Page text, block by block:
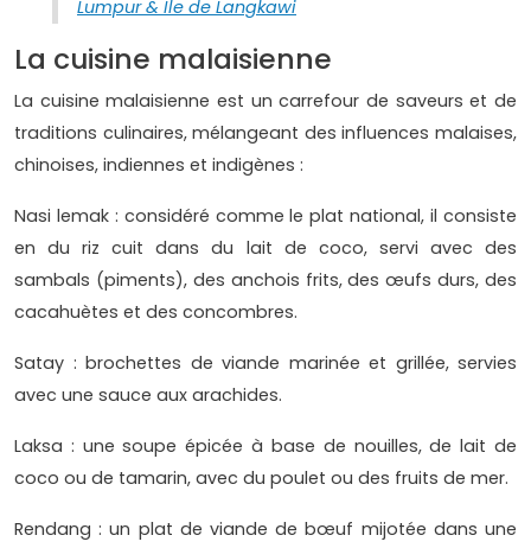
Lumpur & Ile de Langkawi
La cuisine malaisienne
La cuisine malaisienne est un carrefour de saveurs et de
traditions culinaires, mélangeant des influences malaises,
chinoises, indiennes et indigènes :
Nasi lemak : considéré comme le plat national, il consiste
en du riz cuit dans du lait de coco, servi avec des
sambals (piments), des anchois frits, des œufs durs, des
cacahuètes et des concombres.
Satay : brochettes de viande marinée et grillée, servies
avec une sauce aux arachides.
Laksa : une soupe épicée à base de nouilles, de lait de
coco ou de tamarin, avec du poulet ou des fruits de mer.
Rendang : un plat de viande de bœuf mijotée dans une